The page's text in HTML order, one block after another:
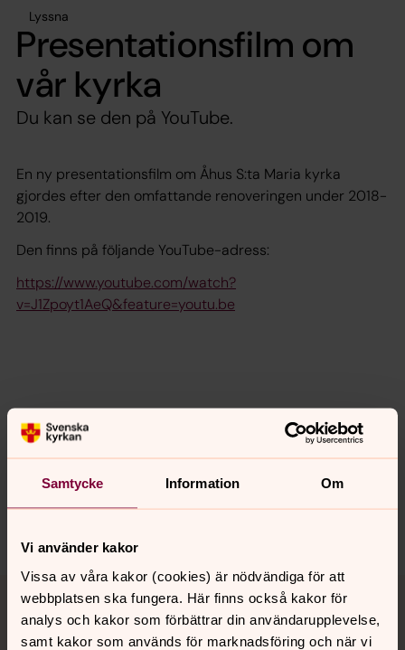
Samtycke Information Om
Vi använder kakor
Vissa av våra kakor (cookies) är nödvändiga för att
webbplatsen ska fungera. Här finns också kakor för
analys och kakor som förbättrar din användarupplevelse,
samt kakor som används för marknadsföring och när vi
Lyssna
Presentationsfilm om
vår kyrka
Du kan se den på YouTube.
En ny presentationsfilm om Åhus S:ta Maria kyrka
gjordes efter den omfattande renoveringen under 2018-
2019.
Den finns på följande YouTube-adress:
https://www.youtube.com/watch?
v=J1Zpoyt1AeQ&feature=youtu.be
Senast ändrad 24 april 2024
Synpunkter eller frågor på sidans
innehåll?
ahus.forsamling@svenskakyrkan.se
Tillbaka till toppen
Tillbaka till innehållet